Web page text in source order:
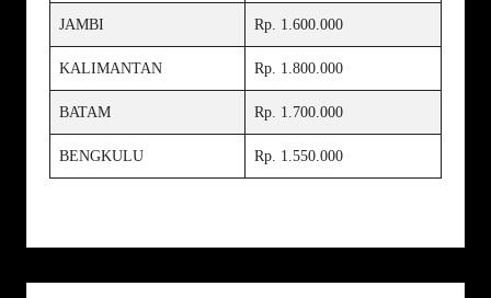
JAMBI Rp. 1.600.000
KALIMANTAN Rp. 1.800.000
BATAM Rp. 1.700.000
BENGKULU Rp. 1.550.000